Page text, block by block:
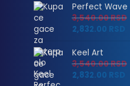
Perfect Wave
3,540.00RSD
2,832.00 RSD
Keel Art
3,540.00RSD
2,832.00 RSD